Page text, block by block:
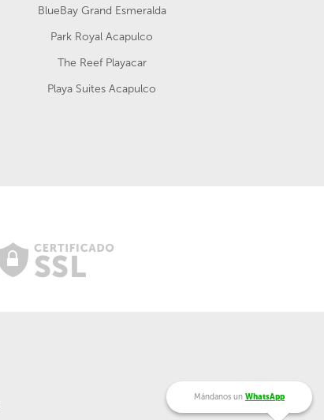
BlueBay Grand Esmeralda
Park Royal Acapulco
The Reef Playacar
Playa Suites Acapulco
Mándanos un WhatsApp